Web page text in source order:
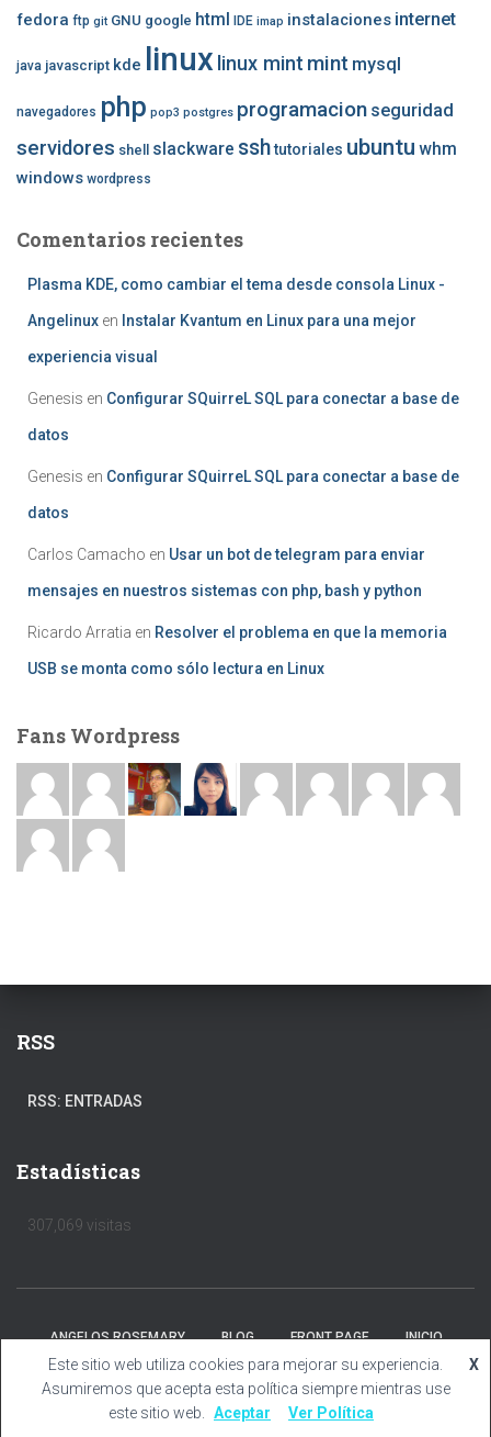
fedora ftp git GNU google html IDE imap instalaciones internet
java javascript kde linux linux mint mint mysql
navegadores php pop3 postgres programacion seguridad
servidores shell slackware sshtutoriales ubuntu whm
windows wordpress
Comentarios recientes
Plasma KDE, como cambiar el tema desde consola Linux -
Angelinux en Instalar Kvantum en Linux para una mejor
experiencia visual
Genesis en Configurar SQuirreL SQL para conectar a base de
datos
Genesis en Configurar SQuirreL SQL para conectar a base de
datos
Carlos Camacho en Usar un bot de telegram para enviar
mensajes en nuestros sistemas con php, bash y python
Ricardo Arratia en Resolver el problema en que la memoria
USB se monta como sólo lectura en Linux
Fans Wordpress
RSS
RSS: ENTRADAS
Estadísticas
307,069 visitas
ANGELOS ROSEMARY BLOG FRONT PAGE INICIO
Hestia | Desarrollado por ThemeIsle
Este sitio web utiliza cookies para mejorar su experiencia.
Asumiremos que acepta esta política siempre mientras use
este sitio web.
X
Aceptar Ver Política